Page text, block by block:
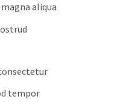
aliqua
tempor